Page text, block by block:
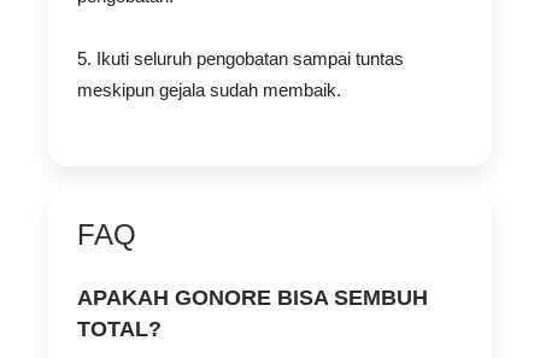
5. Ikuti seluruh pengobatan sampai tuntas
meskipun gejala sudah membaik.
FAQ
APAKAH GONORE BISA SEMBUH
TOTAL?